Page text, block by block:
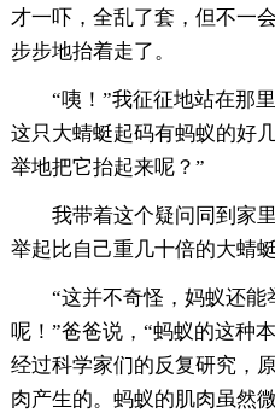
才一吓，全乱了套，但不一
步步地抬着走了。
“咦！”我征征地站在那里
这只大蜻蜓起码有蚂蚁的好
举地把它抬起来呢？”
我带着这个疑问同到家里
举起比自己重几十倍的大蜻
“这并不奇怪，妈蚁还能
呢！”爸爸说，“蚂蚁的这种
经过科学家们的反复研究，
肉产生的。蚂蚁的肌肉虽然